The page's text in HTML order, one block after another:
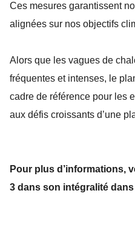
Ces mesures garantissent
alignées sur nos objectifs
Alors que les vagues de
fréquentes et intenses, le
cadre de référence pour les
aux défis croissants d’une
Pour plus d’informations,
3 dans son intégralité dans